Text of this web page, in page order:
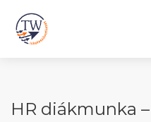
HR diákmunka